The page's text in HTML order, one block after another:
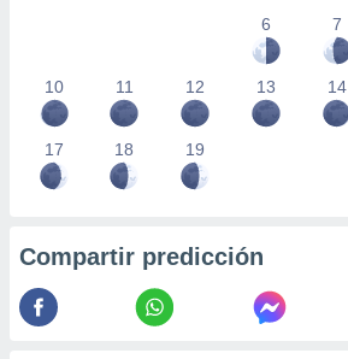
6
7
10 11 12 13 14
17 18 19
Compartir predicción